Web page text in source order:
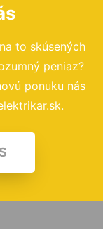
to skúsených
peniaz?
ponuku nás